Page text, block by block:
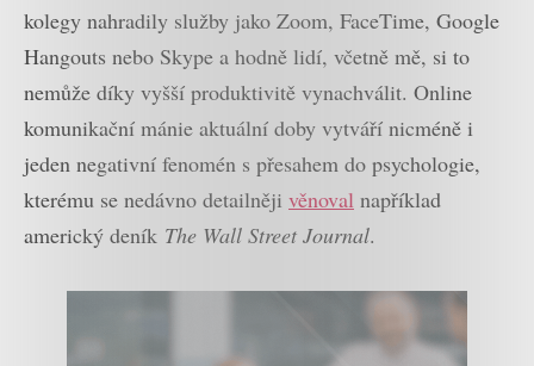
kolegy nahradily služby jako Zoom, FaceTime, Google
Hangouts nebo Skype a hodně lidí, včetně mě, si to
nemůže díky vyšší produktivitě vynachválit. Online
komunikační mánie aktuální doby vytváří nicméně i
jeden negativní fenomén s přesahem do psychologie,
kterému se nedávno detailněji věnoval například
americký deník The Wall Street Journal.